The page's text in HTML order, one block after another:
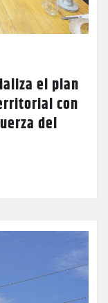
el plan
con
del